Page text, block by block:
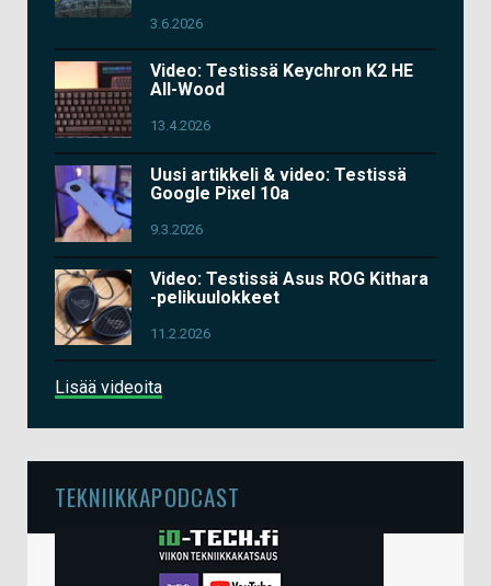
3.6.2026
Video: Testissä Keychron K2 HE
All-Wood
13.4.2026
Uusi artikkeli & video: Testissä
Google Pixel 10a
9.3.2026
Video: Testissä Asus ROG Kithara
-pelikuulokkeet
11.2.2026
Lisää videoita
TEKNIIKKAPODCAST